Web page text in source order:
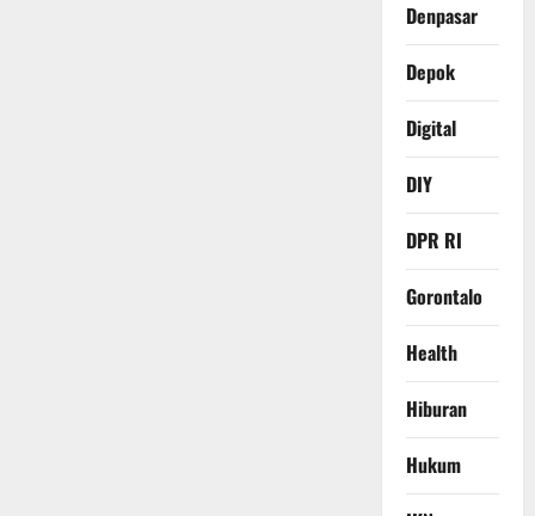
Denpasar
Depok
Digital
DIY
DPR RI
Gorontalo
Health
Hiburan
Hukum